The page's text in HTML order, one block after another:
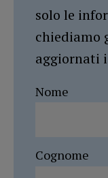
solo le
chiediamo
aggiornati
Nome
Cognome